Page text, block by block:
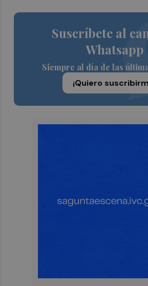
Suscríbete al
Whatsapp
Siempre al día de las
¡Quiero